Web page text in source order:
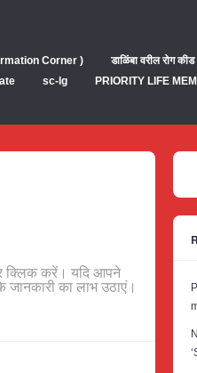
Corner )
डाळिंबा वरील रोग
sc-lg
PRIORITY LIFE
क्लिक करें। यदि आपने
का लाभ उठाएं।